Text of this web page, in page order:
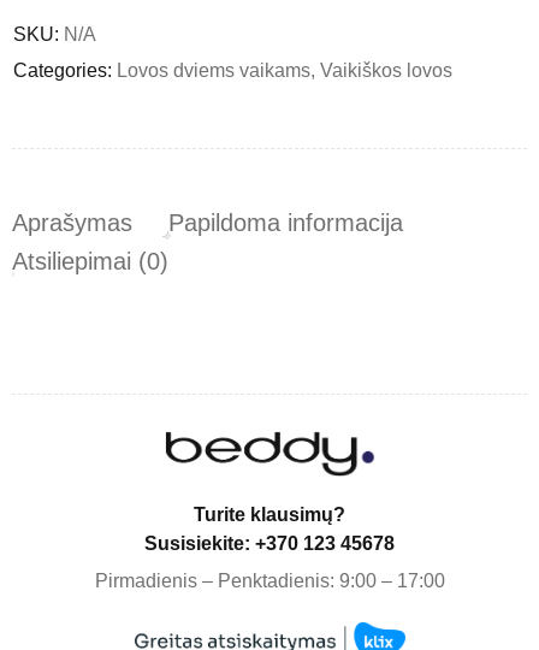
SKU: N/A
Categories: Lovos dviems vaikams, Vaikiškos lovos
Aprašymas
Papildoma informacija
Atsiliepimai (0)
Turite klausimų?
Susisiekite: +370 123 45678
Pirmadienis – Penktadienis: 9:00 – 17:00